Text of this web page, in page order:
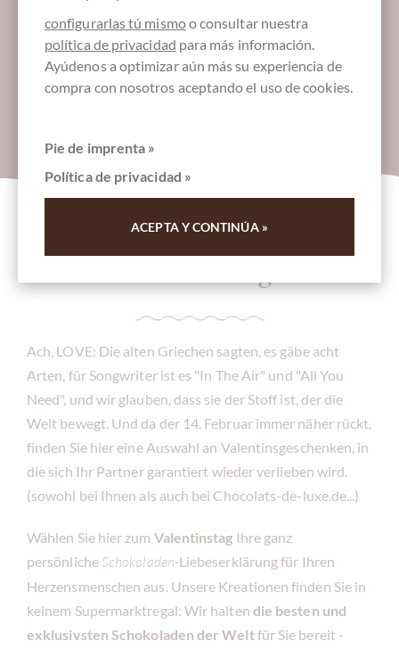
IDEEN, GESCHENKE & SCHOKOLADEN ZUM
Ach, LOVE: Die alten Griechen sagten, es gäbe acht
Arten, für Songwriter ist es "In The Air" und "All You
Need", und wir glauben, dass sie der Stoff ist, der die
Welt bewegt. Und da der 14. Februar immer näher rückt,
finden Sie hier eine Auswahl an Valentinsgeschenken, in
die sich Ihr Partner garantiert wieder verlieben wird.
(sowohl bei Ihnen als auch bei Chocolats-de-luxe.de...)
Wählen Sie hier zum Valentinstag Ihre ganz
persönlicheSchokoladen-Liebeserklärung für Ihren
Herzensmenschen aus. Unsere Kreationen finden Sie in
keinem Supermarktregal: Wir halten die besten und
exklusivsten Schokoladen der Weltfür Sie bereit -
configurarlas tú mismoo consultar nuestra
política de privacidad para más información.
Ayúdenos a optimizar aún más su experiencia de
compra con nosotros aceptando el uso de cookies.
Pie de imprenta »
Política de privacidad »
ACEPTA Y CONTINÚA »